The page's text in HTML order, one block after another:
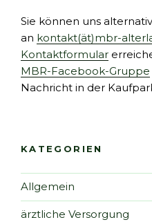
Sie können uns
an kontakt(ät)mbr-
Kontaktformular
MBR-Facebook-Gruppe
Nachricht in der
KATEGORIEN
Allgemein
ärztliche Versorgung